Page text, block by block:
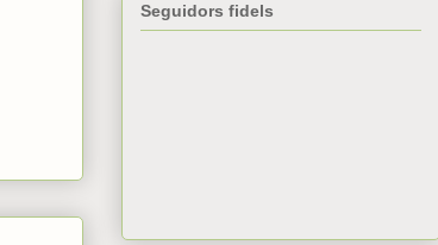
Seguidors fidels